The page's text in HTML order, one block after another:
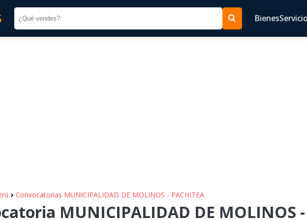
Bienes
› Convocatorias MUNICIPALIDAD DE MOLINOS - PACHITEA
MUNICIPALIDAD DE MOLINOS